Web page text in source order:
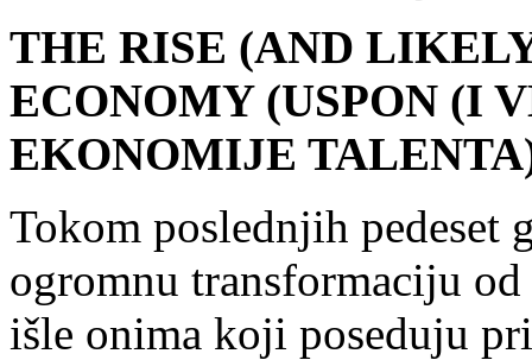
THE RISE (AND
ECONOMY (USPON (I
EKONOMIJE
Tokom poslednjih pedeset
ogromnu transformaciju
išle onima koji poseduju